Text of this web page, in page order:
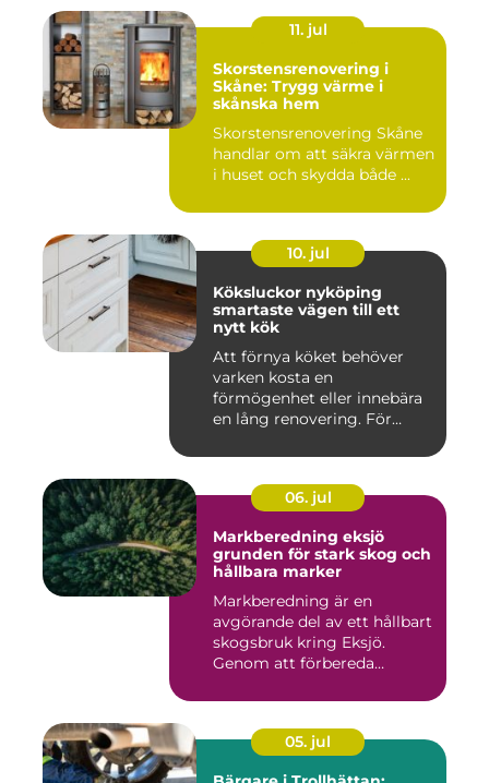
11. jul
Skorstensrenovering i
Skåne: Trygg värme i
skånska hem
Skorstensrenovering Skåne
handlar om att säkra värmen
i huset och skydda både ...
10. jul
Köksluckor nyköping
smartaste vägen till ett
nytt kök
Att förnya köket behöver
varken kosta en
förmögenhet eller innebära
en lång renovering. För
06. jul
Markberedning eksjö
grunden för stark skog och
hållbara marker
Markberedning är en
avgörande del av ett hållbart
skogsbruk kring Eksjö.
Genom att förbereda
05. jul